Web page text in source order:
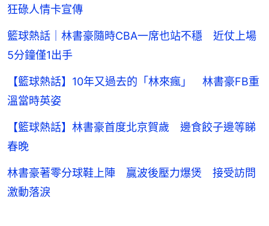
狂碌人情卡宣傳
籃球熱話｜林書豪隨時CBA一席也站不穩 近仗上場
5分鐘僅1出手
【籃球熱話】10年又過去的「林來瘋」 林書豪FB重
溫當時英姿
【籃球熱話】林書豪首度北京賀歲 邊食餃子邊等睇
春晚
林書豪著零分球鞋上陣 贏波後壓力爆煲 接受訪問
激動落淚